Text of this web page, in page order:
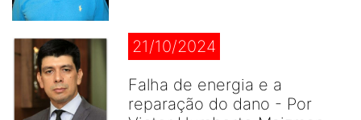
21/10/2024
Falha de energia e a
reparação do dano - Por